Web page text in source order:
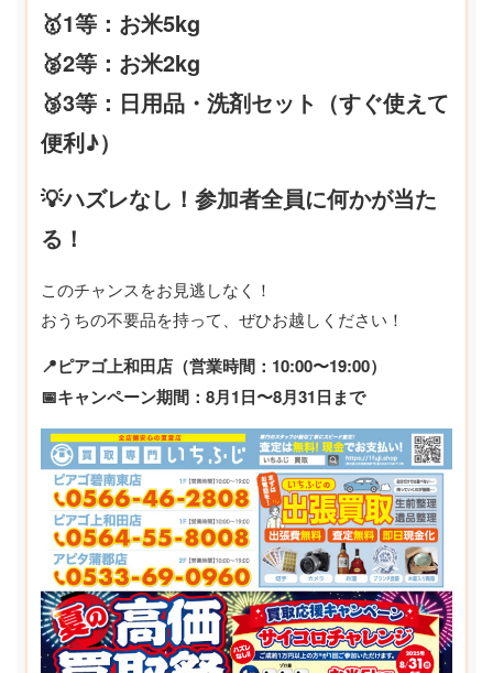
🥇1等：お米5kg
🥈2等：お米2kg
🥉3等：日用品・洗剤セット（すぐ使えて
便利♪）
💡ハズレなし！参加者全員に何かが当た
る！
このチャンスをお見逃しなく！
おうちの不要品を持って、ぜひお越しください！
📍ピアゴ上和田店（営業時間：10:00〜19:00）
📅キャンペーン期間：8月1日〜8月31日まで